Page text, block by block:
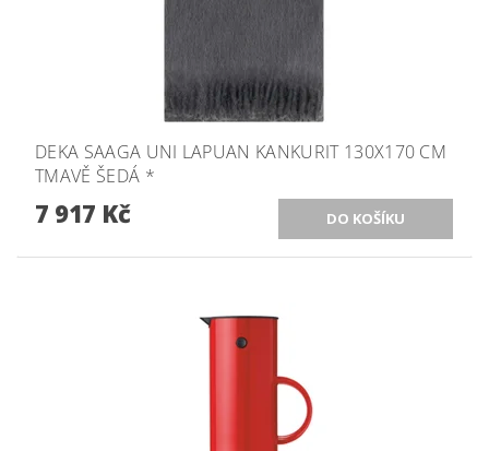
DEKA SAAGA UNI LAPUAN KANKURIT 130X170 CM
TMAVĚ ŠEDÁ *
7 917 Kč